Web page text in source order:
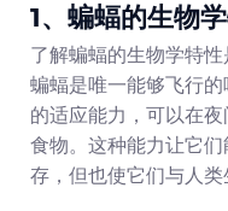
1、蝙蝠的生物
了解蝙蝠的生物学特性
蝙蝠是唯一能够飞行
的适应能力，可以在
食物。这种能力让它
存，但也使它们与人类